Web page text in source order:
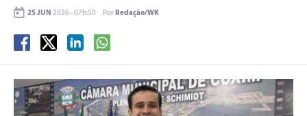
25 JUN 2026 - 07h:50 Por Redação/WK